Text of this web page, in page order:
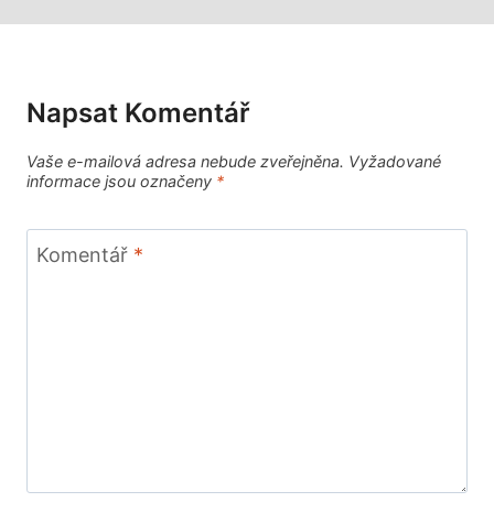
Napsat Komentář
Vaše e-mailová adresa nebude zveřejněna. Vyžadované
informace jsou označeny *
Komentář *